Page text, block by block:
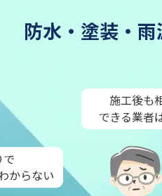
防水・塗装・